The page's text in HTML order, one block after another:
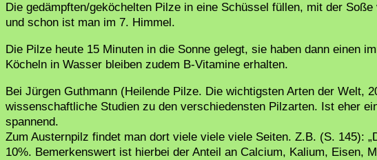
Die gedämpften/geköchelten Pilze in eine Schüssel füllen, mit der Soße
und schon ist man im 7. Himmel.
Die Pilze heute 15 Minuten in die Sonne gelegt, sie haben dann einen
Köcheln in Wasser bleiben zudem B-Vitamine erhalten.
Bei Jürgen Guthmann (Heilende Pilze. Die wichtigsten Arten der Welt,
wissenschaftliche Studien zu den verschiedensten Pilzarten. Ist eher
spannend.
Zum Austernpilz findet man dort viele viele viele Seiten. Z.B. (S. 145):
10%. Bemerkenswert ist hierbei der Anteil an Calcium, Kalium, Eisen,